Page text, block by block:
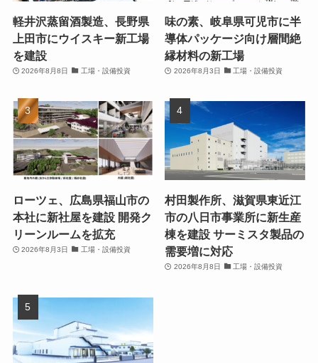
軽井沢蒸留酒製造、長野県
上田市にウイスキー新工場
を建設
2026年8月8日 工場・設備投資
味の素、岐阜県可児市に半
導体パッケージ向け層間絶
縁材料の新工場
2026年8月3日 工場・設備投資
ローツェ、広島県福山市の
本社に新社屋を建設 開発ク
リーンルームを拡充
2026年8月3日 工場・設備投資
村田製作所、滋賀県東近江
市の八日市事業所に新生産
棟を建設 サーミスタ製品の
需要増に対応
2026年8月8日 工場・設備投資